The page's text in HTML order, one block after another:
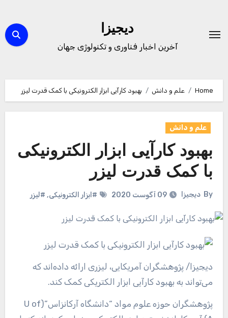
content
دیجیزا
آخرین اخبار فناوری و تکنولوژی جهان
Home علم و دانش بهبود کارآیی ابزار الکترونیکی با کمک قدرت لیزر
علم و دانش
بهبود کارآیی ابزار الکترونیکی
با کمک قدرت لیزر
By دیجیزا 09 آگوست 2020 #ابزار الکترونیکی, #لیزر
دیجیزا/ پژوهشگران آمریکایی، لیزری ارائه داده‌اند که
می‌تواند به بهبود کارآیی ابزار الکتریکی کمک کند.
پژوهشگران حوزه علوم مواد “دانشگاه آرکانزاس”(U of